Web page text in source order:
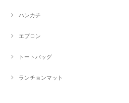
ハンカチ
エプロン
トートバッグ
ランチョンマット